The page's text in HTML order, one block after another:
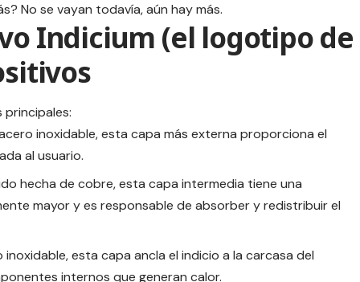
No se vayan todavía, aún hay más.
Indicium (el logotipo de
inoxidable, esta capa más externa proporciona el
al usuario.
hecha de cobre, esta capa intermedia tiene una
mayor y es responsable de absorber y redistribuir el
inoxidable, esta capa ancla el indicio a la carcasa del
internos que generan calor.